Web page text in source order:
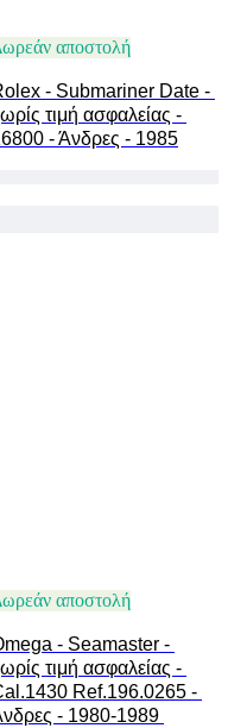
αποστολή
- Submariner Date -
τιμή ασφαλείας -
- Άνδρες - 1985
αποστολή
- Seamaster -
τιμή ασφαλείας -
Ref.196.0265 -
- 1980-1989